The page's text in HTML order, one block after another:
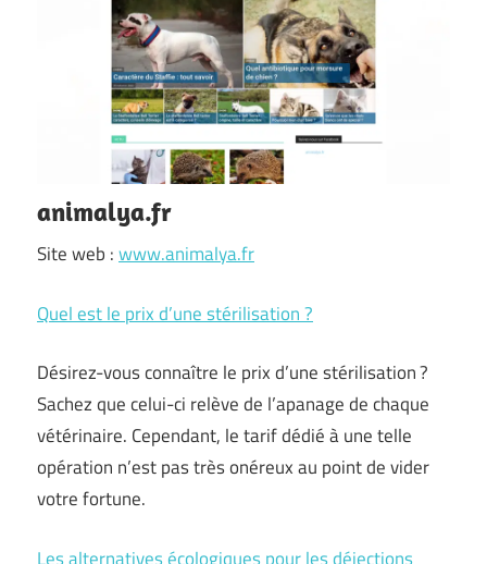
animalya.fr
Site web :www.animalya.fr
Quel est le prix d’une stérilisation ?
Désirez-vous connaître le prix d’une stérilisation ?
Sachez que celui-ci relève de l’apanage de chaque
vétérinaire. Cependant, le tarif dédié à une telle
opération n’est pas très onéreux au point de vider
votre fortune.
Les alternatives écologiques pour les déjections